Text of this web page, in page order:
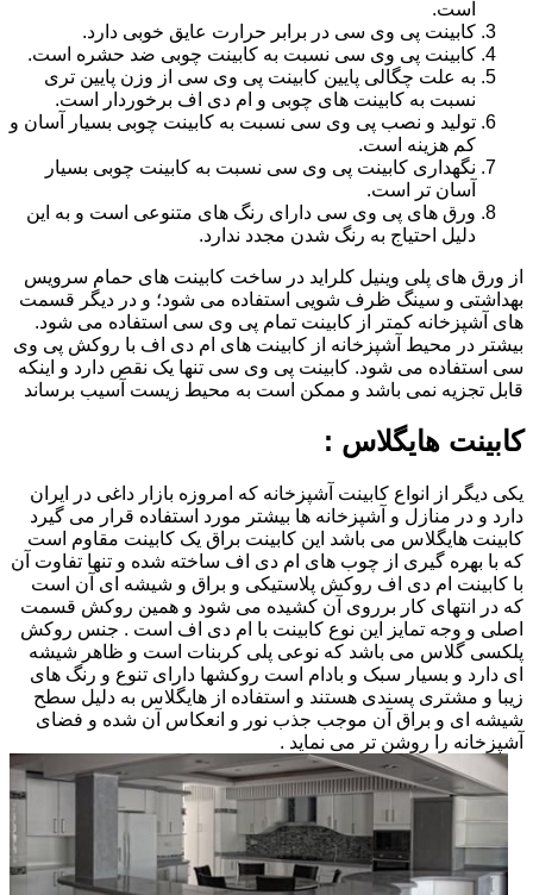
است.
کابینت پی وی سی در برابر حرارت عایق خوبی دارد.
کابینت پی وی سی نسبت به کابینت چوبی ضد حشره است.
به علت چگالی پایین کابینت پی وی سی از وزن پایین تری
نسبت به کابینت های چوبی و ام دی اف برخوردار است.
تولید و نصب پی وی سی نسبت به کابینت چوبی بسیار آسان و
کم هزینه است.
نگهداری کابینت پی وی سی نسبت به کابینت چوبی بسیار
آسان تر است.
ورق های پی وی سی دارای رنگ های متنوعی است و به این
دلیل احتیاج به رنگ شدن مجدد ندارد.
از ورق های پلی وینیل کلراید در ساخت کابینت های حمام سرویس
بهداشتی و سینگ ظرف شویی استفاده می شود؛ و در دیگر قسمت
های آشپزخانه کمتر از کابینت تمام پی وی سی استفاده می شود.
بیشتر در محیط آشپزخانه از کابینت های ام دی اف با روکش پی وی
سی استفاده می شود. کابینت پی وی سی تنها یک نقص دارد و اینکه
قابل تجزیه نمی باشد و ممکن است به محیط زیست آسیب برساند
کابینت هایگلاس :
یکی دیگر از انواع کابینت آشپزخانه که امروزه بازار داغی در ایران
دارد و در منازل و آشپزخانه ها بیشتر مورد استفاده قرار می گیرد
کابینت هایگلاس می باشد این کابینت براق یک کابینت مقاوم است
که با بهره گیری از چوب های ام دی اف ساخته شده و تنها تفاوت آن
با کابینت ام دی اف روکش پلاستیکی و براق و شیشه ای آن است
که در انتهای کار برروی آن کشیده می شود و همین روکش قسمت
اصلی و وجه تمایز این نوع کابینت با ام دی اف است . جنس روکش
پلکسی گلاس می باشد که نوعی پلی کربنات است و ظاهر شیشه
ای دارد و بسیار سبک و بادام است روکشها دارای تنوع و رنگ های
زیبا و مشتری پسندی هستند و استفاده از هایگلاس به دلیل سطح
شیشه ای و براق آن موجب جذب نور و انعکاس آن شده و فضای
آشپزخانه را روشن تر می نماید .